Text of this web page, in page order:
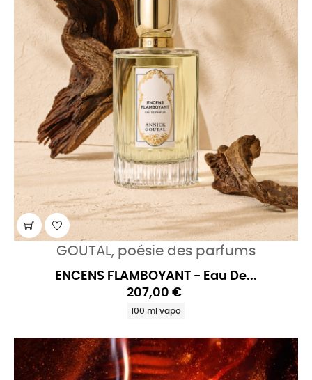
GOUTAL, poésie des parfums
ENCENS FLAMBOYANT - Eau De...
207,00 €
100 ml vapo